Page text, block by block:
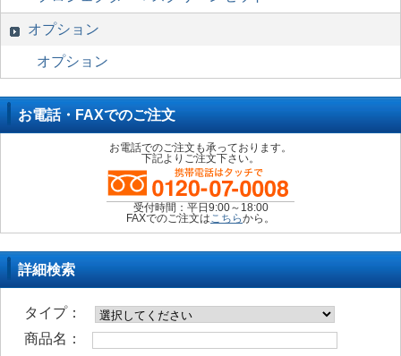
オプション
オプション
お電話・FAXでのご注文
お電話でのご注文も承っております。
下記よりご注文下さい。
受付時間：平日9:00～18:00
FAXでのご注文はこちらから。
詳細検索
タイプ：
商品名：